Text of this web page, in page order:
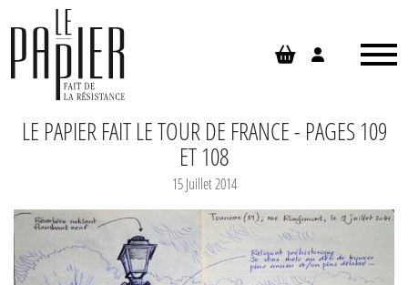
LE PAPIER FAIT LE TOUR DE FRANCE - PAGES 109
ET 108
15 Juillet 2014
Panneau de gestion des cookies